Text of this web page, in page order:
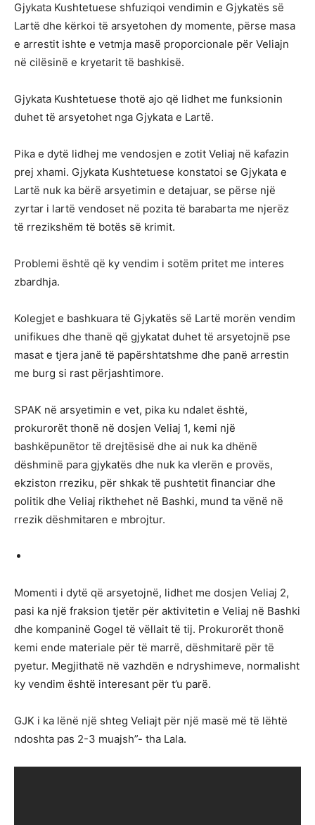
Gjykata Kushtetuese shfuziqoi vendimin e Gjykatës së
Lartë dhe kërkoi të arsyetohen dy momente, përse masa
e arrestit ishte e vetmja masë proporcionale për Veliajn
në cilësinë e kryetarit të bashkisë.
Gjykata Kushtetuese thotë ajo që lidhet me funksionin
duhet të arsyetohet nga Gjykata e Lartë.
Pika e dytë lidhej me vendosjen e zotit Veliaj në kafazin
prej xhami. Gjykata Kushtetuese konstatoi se Gjykata e
Lartë nuk ka bërë arsyetimin e detajuar, se përse një
zyrtar i lartë vendoset në pozita të barabarta me njerëz
të rrezikshëm të botës së krimit.
Problemi është që ky vendim i sotëm pritet me interes
zbardhja.
Kolegjet e bashkuara të Gjykatës së Lartë morën vendim
unifikues dhe thanë që gjykatat duhet të arsyetojnë pse
masat e tjera janë të papërshtatshme dhe panë arrestin
me burg si rast përjashtimore.
SPAK në arsyetimin e vet, pika ku ndalet është,
prokurorët thonë në dosjen Veliaj 1, kemi një
bashkëpunëtor të drejtësisë dhe ai nuk ka dhënë
dëshminë para gjykatës dhe nuk ka vlerën e provës,
ekziston rreziku, për shkak të pushtetit financiar dhe
politik dhe Veliaj rikthehet në Bashki, mund ta vënë në
rrezik dëshmitaren e mbrojtur.
Momenti i dytë që arsyetojnë, lidhet me dosjen Veliaj 2,
pasi ka një fraksion tjetër për aktivitetin e Veliaj në Bashki
dhe kompaninë Gogel të vëllait të tij. Prokurorët thonë
kemi ende materiale për të marrë, dëshmitarë për të
pyetur. Megjithatë në vazhdën e ndryshimeve, normalisht
ky vendim është interesant për t’u parë.
GJK i ka lënë një shteg Veliajt për një masë më të lëhtë
ndoshta pas 2-3 muajsh”- tha Lala.